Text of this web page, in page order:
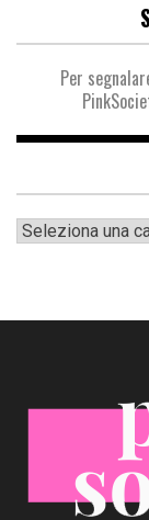
Per
Categorie